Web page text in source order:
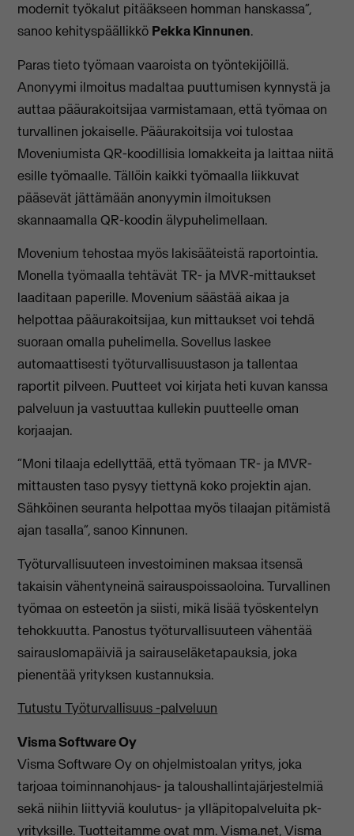
modernit työkalut pitääkseen homman hanskassa”,
sanoo kehityspäällikkö Pekka Kinnunen.
Paras tieto työmaan vaaroista on työntekijöillä.
Anonyymi ilmoitus madaltaa puuttumisen kynnystä ja
auttaa pääurakoitsijaa varmistamaan, että työmaa on
turvallinen jokaiselle. Pääurakoitsija voi tulostaa
Moveniumista QR-koodillisia lomakkeita ja laittaa niitä
esille työmaalle. Tällöin kaikki työmaalla liikkuvat
pääsevät jättämään anonyymin ilmoituksen
skannaamalla QR-koodin älypuhelimellaan.
Movenium tehostaa myös lakisääteistä raportointia.
Monella työmaalla tehtävät TR- ja MVR-mittaukset
laaditaan paperille. Movenium säästää aikaa ja
helpottaa pääurakoitsijaa, kun mittaukset voi tehdä
suoraan omalla puhelimella. Sovellus laskee
automaattisesti työturvallisuustason ja tallentaa
raportit pilveen. Puutteet voi kirjata heti kuvan kanssa
palveluun ja vastuuttaa kullekin puutteelle oman
korjaajan.
”Moni tilaaja edellyttää, että työmaan TR- ja MVR-
mittausten taso pysyy tiettynä koko projektin ajan.
Sähköinen seuranta helpottaa myös tilaajan pitämistä
ajan tasalla”, sanoo Kinnunen.
Työturvallisuuteen investoiminen maksaa itsensä
takaisin vähentyneinä sairauspoissaoloina. Turvallinen
työmaa on esteetön ja siisti, mikä lisää työskentelyn
tehokkuutta. Panostus työturvallisuuteen vähentää
sairauslomapäiviä ja sairauseläketapauksia, joka
pienentää yrityksen kustannuksia.
Tutustu Työturvallisuus -palveluun
Visma Software Oy
Visma Software Oy on ohjelmistoalan yritys, joka
tarjoaa toiminnanohjaus- ja taloushallintajärjestelmiä
sekä niihin liittyviä koulutus- ja ylläpitopalveluita pk-
yrityksille. Tuotteitamme ovat mm. Visma.net, Visma